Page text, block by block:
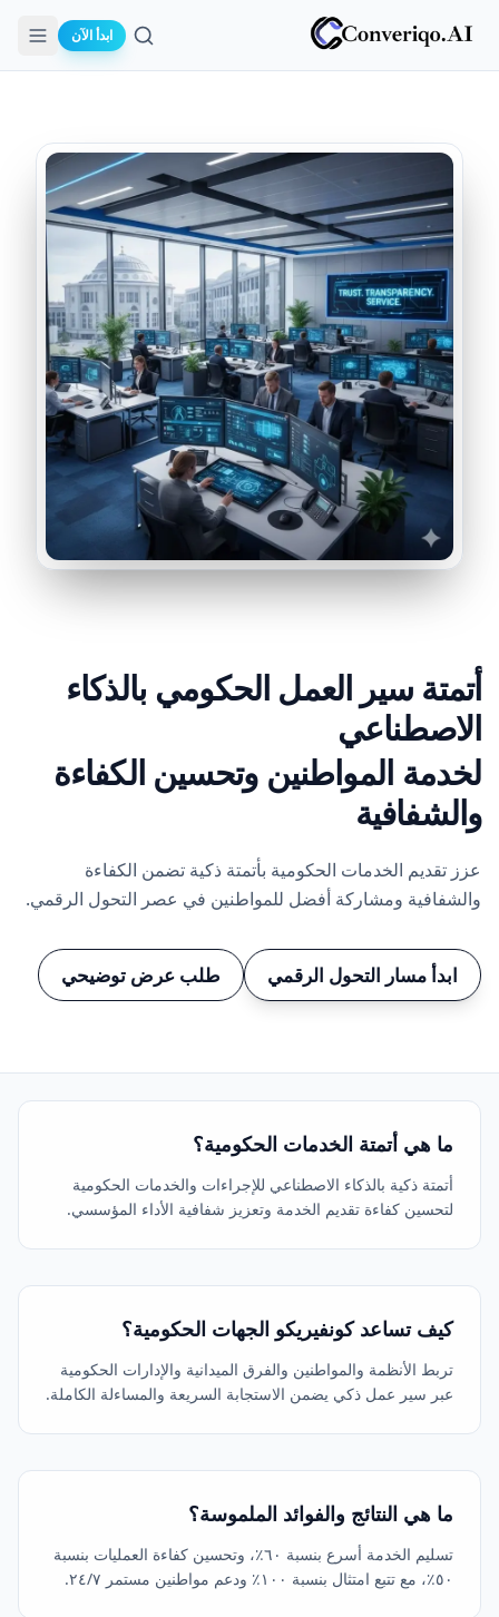
ابدأ الآن
أتمتة سير العمل الحكومي بالذكاء
الاصطناعي
لخدمة المواطنين وتحسين الكفاءة
والشفافية
عزز تقديم الخدمات الحكومية بأتمتة ذكية تضمن الكفاءة
والشفافية ومشاركة أفضل للمواطنين في عصر التحول الرقمي.
ابدأ مسار التحول الرقمي طلب عرض توضيحي
ما هي أتمتة الخدمات الحكومية؟
أتمتة ذكية بالذكاء الاصطناعي للإجراءات والخدمات الحكومية
لتحسين كفاءة تقديم الخدمة وتعزيز شفافية الأداء المؤسسي.
كيف تساعد كونفيريكو الجهات الحكومية؟
تربط الأنظمة والمواطنين والفرق الميدانية والإدارات الحكومية
عبر سير عمل ذكي يضمن الاستجابة السريعة والمساءلة الكاملة.
ما هي النتائج والفوائد الملموسة؟
تسليم الخدمة أسرع بنسبة ٦٠٪، وتحسين كفاءة العمليات بنسبة
٥٠٪، مع تتبع امتثال بنسبة ١٠٠٪ ودعم مواطنين مستمر ٢٤/٧.